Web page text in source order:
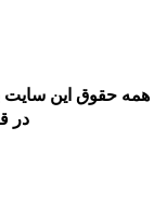
حقوق این سایت
در